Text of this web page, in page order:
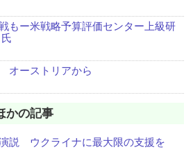
もー米戦略予算評価センター上級研
オーストリアから
かの記事
演説 ウクライナに最大限の支援を